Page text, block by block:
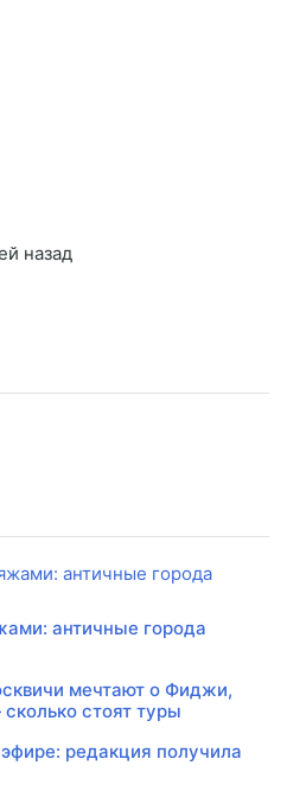
назад
античные города
мечтают о Фиджи,
стоят туры
редакция получила